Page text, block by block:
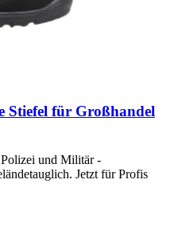
Stiefel für Großhandel
und Militär -
Jetzt für Profis